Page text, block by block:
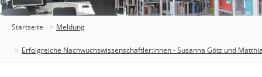
Startseite Meldung
Erfolgreiche Nachwuchswissenschaftler:innen - Susanna Götz und